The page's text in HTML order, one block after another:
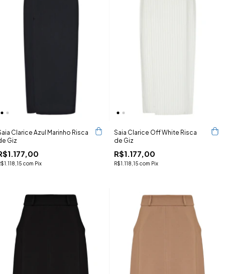
Clarice Azul Marinho Risca
Giz
com Pix
Saia Clarice Off White Risca
de Giz
R$1.177,00
R$1.118,15 com Pix